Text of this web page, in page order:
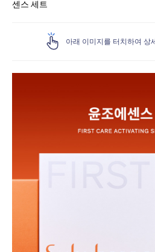
센스 세트
아래 이미지를 터치하여 상